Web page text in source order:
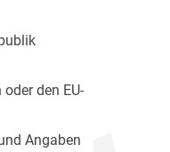
den EU-
Angaben